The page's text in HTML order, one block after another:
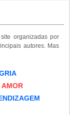
organizadas por
autores. Mas
AMOR